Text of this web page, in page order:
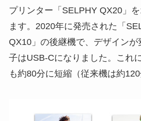
プリンター「SELPHY QX20」
ます。2020年に発売された「
QX10」の後継機で、デザイン
子はUSB-Cになりました。これ
も約80分に短縮（従来機は約120